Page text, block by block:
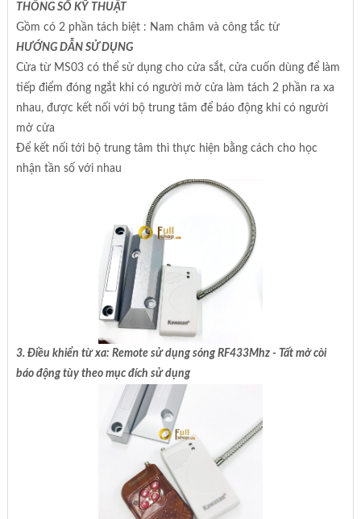
THÔNG SỐ KỸ THUẬT
Gồm có 2 phần tách biệt : Nam châm và công tắc từ
HƯỚNG DẪN SỬ DỤNG
Cửa từ MS03 có thể sử dụng cho cửa sắt, cửa cuốn dùng để làm
tiếp điểm đóng ngắt khi có người mở cửa làm tách 2 phần ra xa
nhau, được kết nối với bộ trung tâm để báo động khi có người
mở cửa
Để kết nối tới bộ trung tâm thì thực hiện bằng cách cho học
nhận tần số với nhau
3. Điều khiển từ xa: Remote sử dụng sóng RF433Mhz - Tất mở còi
báo động tùy theo mục đích sử dụng